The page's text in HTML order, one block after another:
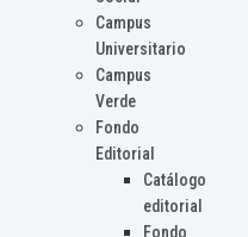
Campus
Universitario
Campus
Verde
Fondo
Editorial
Catálogo
editorial
Fondo